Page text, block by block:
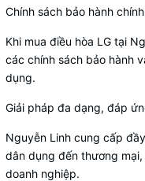
Chính sách bảo hành
Khi mua điều hòa LG tại
các chính sách bảo hành
dụng.
Giải pháp đa dạng, đáp
Nguyễn Linh cung cấp
dân dụng đến thương
doanh nghiệp.